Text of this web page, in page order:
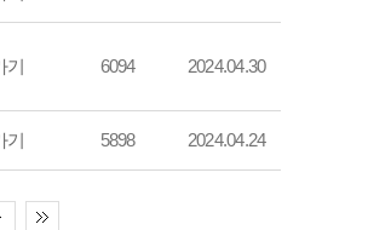
기 6094 2024.04.30
기 5898 2024.04.24